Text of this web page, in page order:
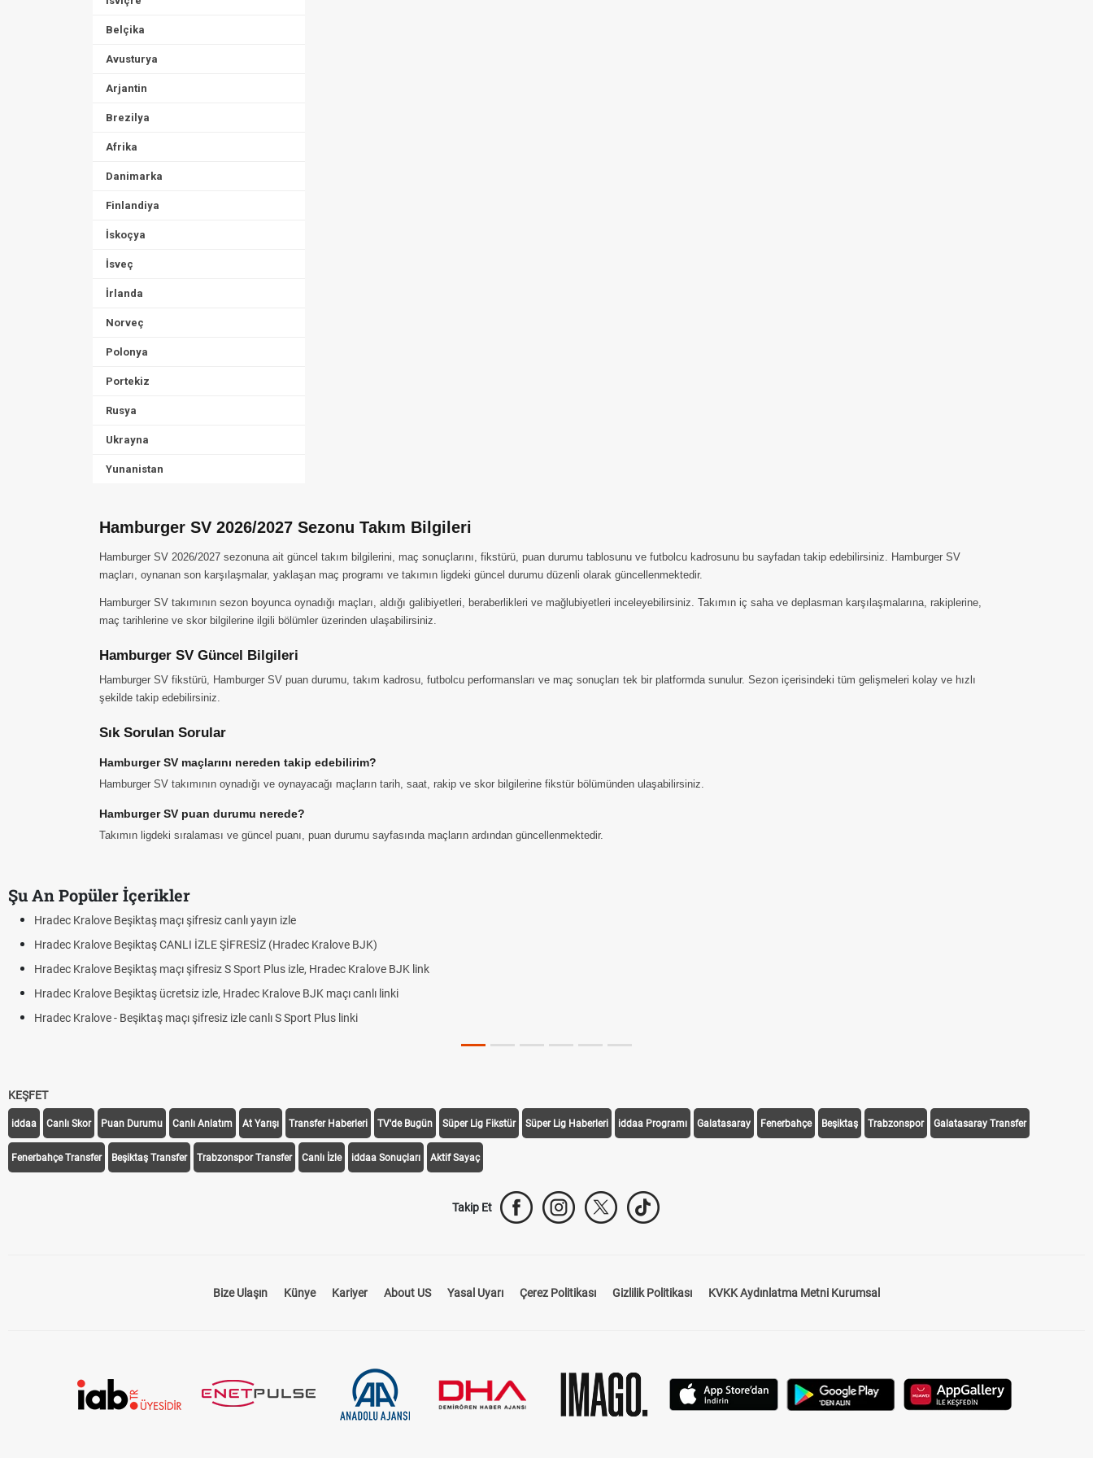
Belçika
Avusturya
Arjantin
Brezilya
Afrika
Danimarka
Finlandiya
İskoçya
İsveç
İrlanda
Norveç
Polonya
Portekiz
Rusya
Ukrayna
Yunanistan
Hamburger SV 2026/2027 Sezonu Takım Bilgileri
Hamburger SV 2026/2027 sezonuna ait güncel takım bilgilerini, maç sonuçlarını, fikstürü, puan durumu tablosunu ve futbolcu kadrosunu bu sayfadan takip edebilirsiniz. Hamburger SV
maçları, oynanan son karşılaşmalar, yaklaşan maç programı ve takımın ligdeki güncel durumu düzenli olarak güncellenmektedir.
Hamburger SV takımının sezon boyunca oynadığı maçları, aldığı galibiyetleri, beraberlikleri ve mağlubiyetleri inceleyebilirsiniz. Takımın iç saha ve deplasman karşılaşmalarına, rakiplerine,
maç tarihlerine ve skor bilgilerine ilgili bölümler üzerinden ulaşabilirsiniz.
Hamburger SV Güncel Bilgileri
Hamburger SV fikstürü, Hamburger SV puan durumu, takım kadrosu, futbolcu performansları ve maç sonuçları tek bir platformda sunulur. Sezon içerisindeki tüm gelişmeleri kolay ve hızlı
şekilde takip edebilirsiniz.
Sık Sorulan Sorular
Hamburger SV maçlarını nereden takip edebilirim?
Hamburger SV takımının oynadığı ve oynayacağı maçların tarih, saat, rakip ve skor bilgilerine fikstür bölümünden ulaşabilirsiniz.
Hamburger SV puan durumu nerede?
Takımın ligdeki sıralaması ve güncel puanı, puan durumu sayfasında maçların ardından güncellenmektedir.
Şu An Popüler İçerikler
Hradec Kralove Beşiktaş maçı şifresiz canlı yayın izle
Hradec Kralove Beşiktaş CANLI İZLE ŞİFRESİZ (Hradec Kralove BJK)
Hradec Kralove Beşiktaş maçı şifresiz S Sport Plus izle, Hradec Kralove BJK link
Hradec Kralove Beşiktaş ücretsiz izle, Hradec Kralove BJK maçı canlı linki
Hradec Kralove - Beşiktaş maçı şifresiz izle canlı S Sport Plus linki
KEŞFET
iddaa Canlı Skor Puan Durumu Canlı Anlatım At Yarışı Transfer Haberleri TV'de Bugün Süper Lig Fikstür Süper Lig Haberleri iddaa Programı Galatasaray Fenerbahçe Beşiktaş Trabzonspor Galatasaray Transfer
Fenerbahçe Transfer Beşiktaş Transfer Trabzonspor Transfer Canlı İzle iddaa Sonuçları Aktif Sayaç
Takip Et
Bize Ulaşın Künye Kariyer About US Yasal Uyarı Çerez Politikası Gizlilik Politikası KVKK Aydınlatma Metni Kurumsal